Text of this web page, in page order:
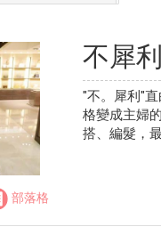
部落格
不犀
"不。犀利"
格變成主婦
搭、編髮，